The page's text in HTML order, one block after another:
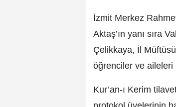
İzmit Merkez
Aktaş’ın yanı sıra
Çelikkaya, İl
öğrenciler ve aileleri
Kur’an-ı Kerim